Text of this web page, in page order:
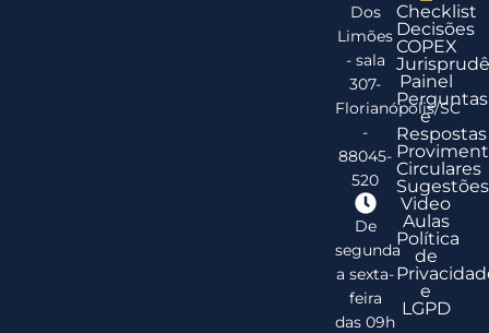
Dos
Limões
- sala
307-
Florianópolis/SC
-
88045-
520
De
segunda
a sexta-
feira
das 09h
Checklist
Decisões
COPEX
Painel
Perguntas
e
Respostas
Circulares
Sugestões
Video
Aulas
Política
de
e
LGPD